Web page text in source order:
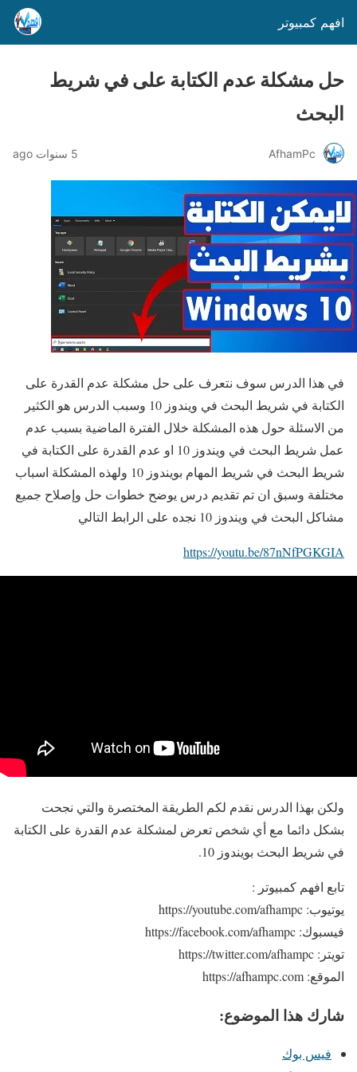
افهم كمبيوتر
حل مشكلة عدم الكتابة على في شريط
البحث
AfhamPc 5 سنوات ago
في هذا الدرس سوف نتعرف على حل مشكلة عدم القدرة على
الكتابة في شريط البحث في ويندوز 10 وسبب الدرس هو الكثير
من الاسئلة حول هذه المشكلة خلال الفترة الماضية بسبب عدم
عمل شريط البحث في ويندوز 10 او عدم القدرة على الكتابة في
شريط البحث في شريط المهام بويندوز 10 ولهذه المشكلة اسباب
مختلفة وسبق ان تم تقديم درس يوضح خطوات حل وإصلاح جميع
مشاكل البحث في ويندوز 10 نجده على الرابط التالي
https://youtu.be/87nNfPGKGIA
ولكن بهذا الدرس نقدم لكم الطريقة المختصرة والتي نجحت
بشكل دائما مع أي شخص تعرض لمشكلة عدم القدرة على الكتابة
في شريط البحث بويندوز 10.
تابع افهم كمبيوتر :
يوتيوب: https://youtube.com/afhampc
فيسبوك: https://facebook.com/afhampc
تويتر: https://twitter.com/afhampc
الموقع: https://afhampc.com
شارك هذا الموضوع:
فيس بوك